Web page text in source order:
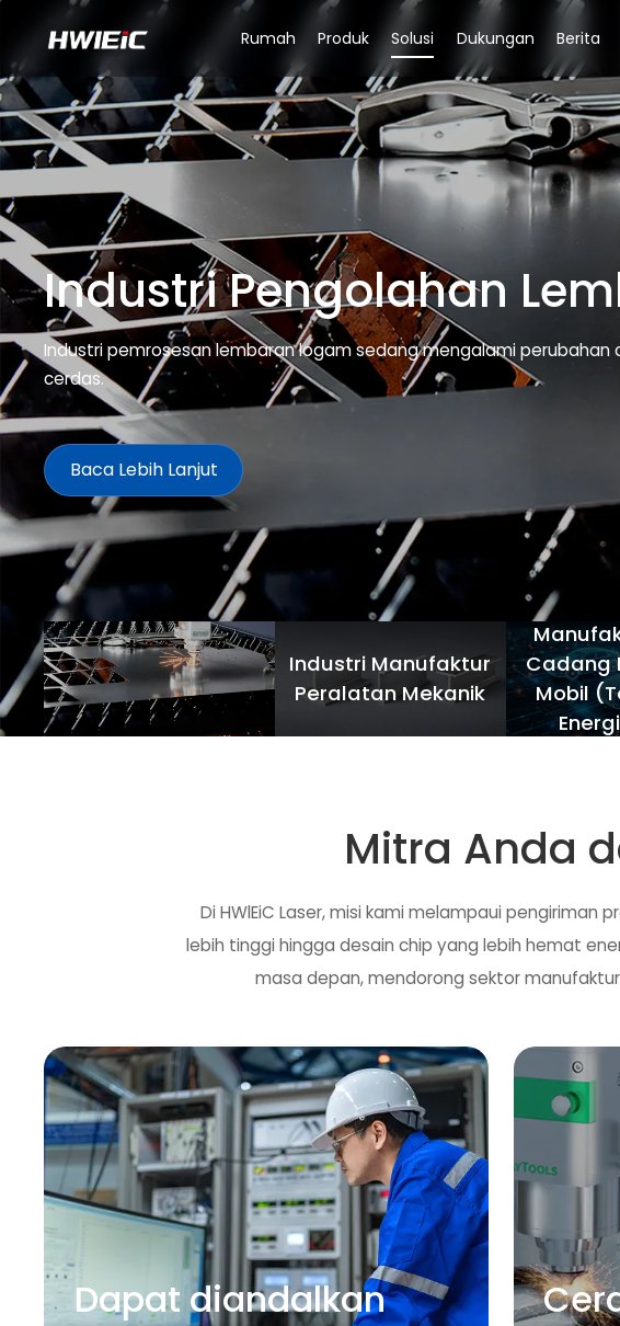
Rumah Produk Solusi Dukungan Berita
Industri Pengolahan
Industri pemrosesan lembaran logam sedang mengalami
cerdas.
Baca Lebih Lanjut
Industri Manufaktur
Peralatan Mekanik
Cadang
Mobil
Mitra Anda
Di HWlEiC Laser, misi kami melampaui
lebih tinggi hingga desain chip yang lebih hemat
masa depan, mendorong sektor
Dapat diandalkan